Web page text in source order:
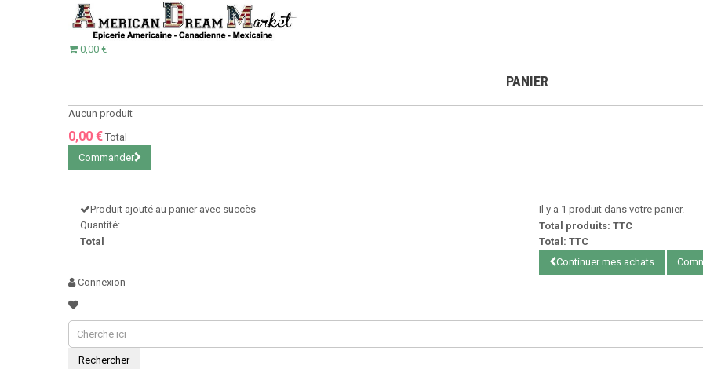
0,00 €
PANIER
Aucun produit
0,00 € Total
Commander
Produit ajouté au panier avec succès
Quantité:
Total
Il y a 1 produit dans votre panier.
Total produits: TTC
Total: TTC
Continuer mes achats
Connexion
Rechercher